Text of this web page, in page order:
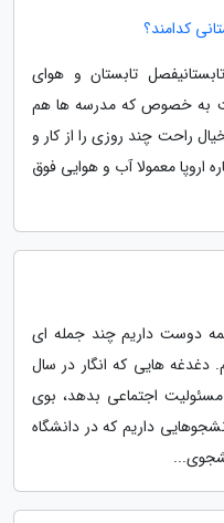
کدامند؟
تابستان و هوای
به خصوص که مدرسه ها هم
راحت چند روزی را از کار و
اروپا معمولا آب و هوایی فوق
دوست داریم چند جمله ای
دغدغه هایی که انگار در سال
اجتماعی بدهد، بوی
داریم که در دانشگاه